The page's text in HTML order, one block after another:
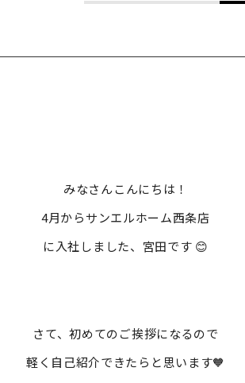
みなさんこんにちは！
4月からサンエルホーム西条店
に入社しました、宮田です 😊
さて、初めてのご挨拶になるので
軽く自己紹介できたらと思います🧡